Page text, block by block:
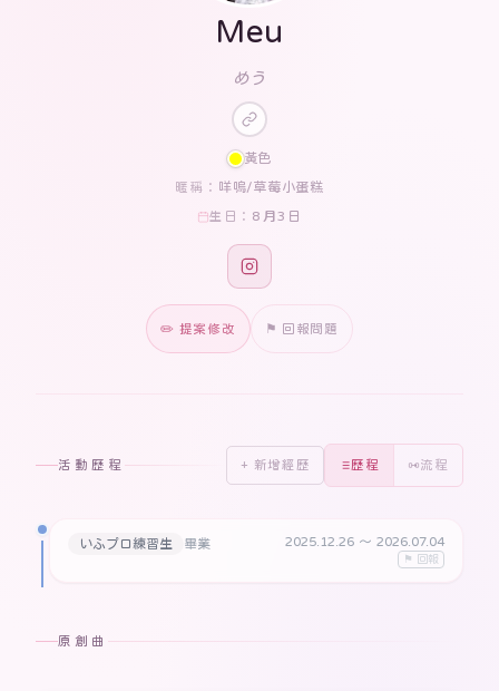
Meu
めう
黃色
暱稱： 咩嗚/草莓小蛋糕
生日： 8月3日
✏️ 提案修改 ⚑ 回報問題
活動歷程 + 新增經歷 歷程 流程
いふプロ練習生 畢業 2025.12.26 〜 2026.07.04
⚑ 回報
原創曲